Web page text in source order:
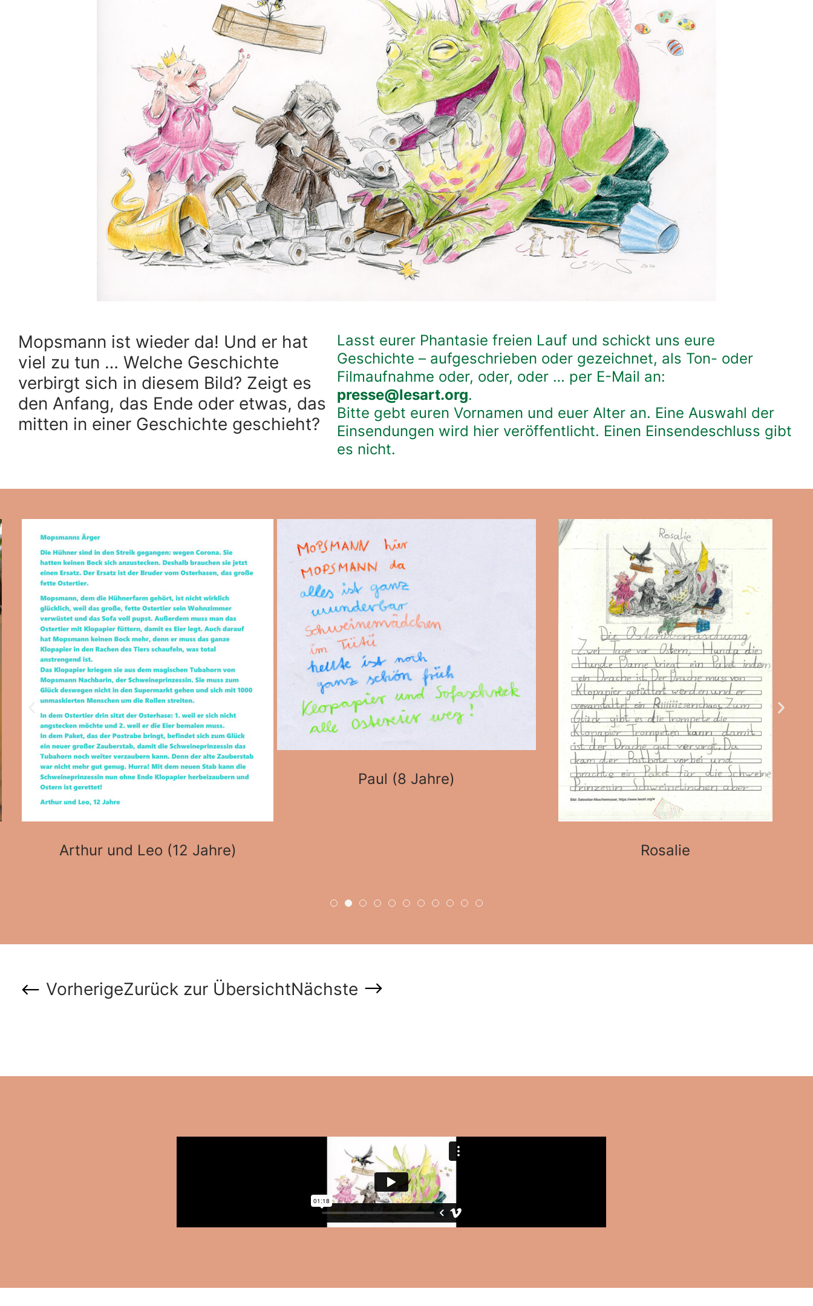
Mopsmann ist wieder da! Und er hat
viel zu tun … Welche Geschichte
verbirgt sich in diesem Bild? Zeigt es
den Anfang, das Ende oder etwas, das
mitten in einer Geschichte geschieht?
Lasst eurer Phantasie freien Lauf und schickt uns eure
Geschichte – aufgeschrieben oder gezeichnet, als Ton- oder
Filmaufnahme oder, oder, oder … per E-Mail an:
presse@lesart.org.
Bitte gebt euren Vornamen und euer Alter an. Eine Auswahl der
Einsendungen wird hier veröffentlicht. Einen Einsendeschluss gibt
es nicht.
Arthur und Leo (12 Jahre)
Paul (8 Jahre)
Rosalie
VorherigeZurück zur ÜbersichtNächste